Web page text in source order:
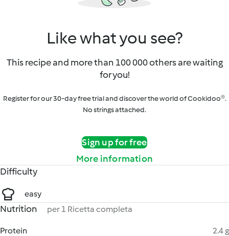
Like what you see?
This recipe and more than 100 000 others are waiting
for you!
Register for our 30-day free trial and discover the world of Cookidoo®.
No strings attached.
Sign up for free
More information
Difficulty
easy
Nutrition per 1 Ricetta completa
Protein
2.4 g